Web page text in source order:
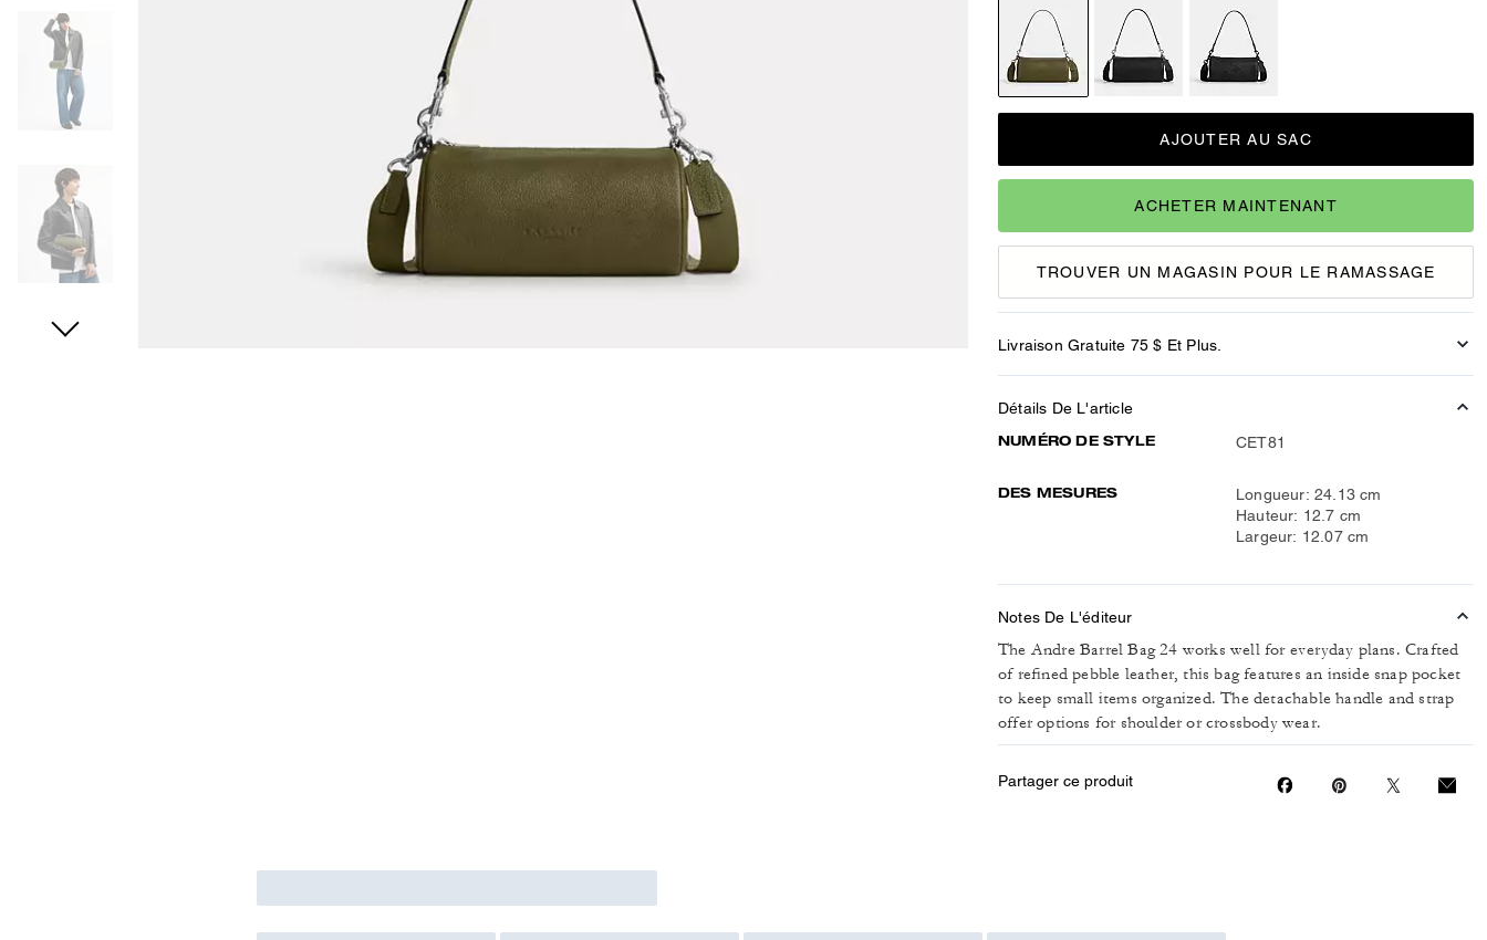
AJOUTER AU SAC
ACHETER MAINTENANT
TROUVER UN MAGASIN POUR LE RAMASSAGE
Livraison Gratuite 75 $ Et Plus.
Détails De L'article
NUMÉRO DE STYLE CET81
DES MESURES
Longueur: 24.13 cm
Hauteur: 12.7 cm
Largeur: 12.07 cm
Notes De L'éditeur
The Andre Barrel Bag 24 works well for everyday plans. Crafted
of refined pebble leather, this bag features an inside snap pocket
to keep small items organized. The detachable handle and strap
offer options for shoulder or crossbody wear.
Partager ce produit